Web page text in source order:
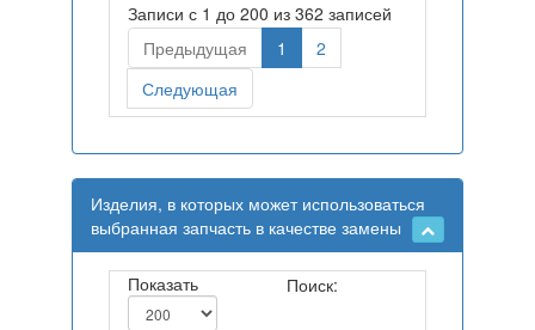
Записи с 1 до 200 из 362 записей
Предыдущая
1
2
Следующая
Изделия, в которых может использоваться
выбранная запчасть в качестве замены
Показать Поиск: